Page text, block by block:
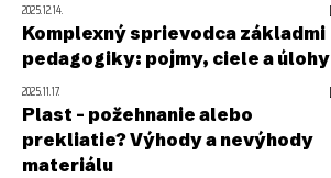
2025.12.14.
Komplexný sprievodca základmi
pedagogiky: pojmy, ciele a úlohy
2025.11.17.
Plast – požehnanie alebo
prekliatie? Výhody a nevýhody
materiálu